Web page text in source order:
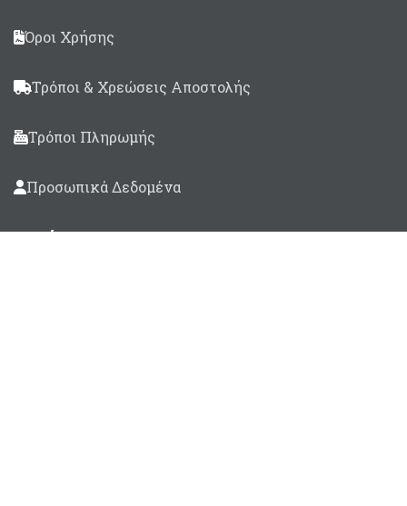
Όροι Χρήσης
Τρόποι & Χρεώσεις Αποστολής
Τρόποι Πληρωμής
Προσωπικά Δεδομένα
Βρείτε μας